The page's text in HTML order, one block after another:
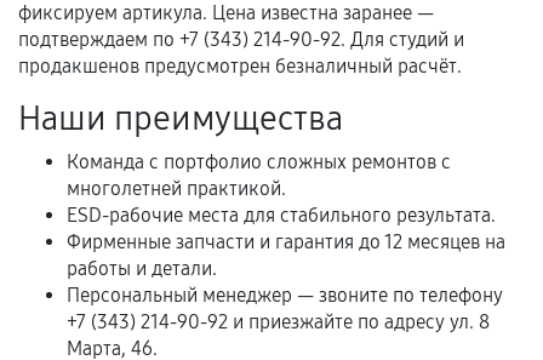
Самостоятельный ремонт или вмешательство
третьих лиц.
предусмотрено отдельно.
Обращение после окончания гарантийного
срока.
Программные сбои, если это не указано в
отдельных условиях.
фиксируем артикула. Цена известна заранее —
подтверждаем по +7 (343) 214-90-92. Для студий и
продакшенов предусмотрен безналичный расчёт.
Наши преимущества
Команда с портфолио сложных ремонтов с
многолетней практикой.
ESD-рабочие места для стабильного результата.
Фирменные запчасти и гарантия до 12 месяцев на
работы и детали.
Персональный менеджер — звоните по телефону
+7 (343) 214-90-92 и приезжайте по адресу ул. 8
Марта, 46.